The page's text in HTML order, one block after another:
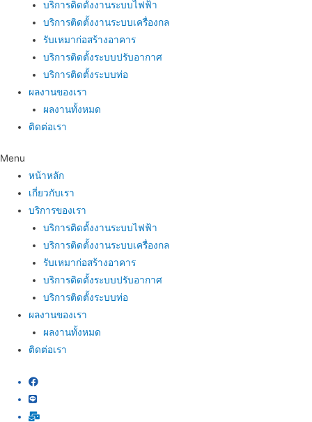
บริการติดตั้งงานระบบไฟฟ้า
บริการติดตั้งงานระบบเครื่องกล
รับเหมาก่อสร้างอาคาร
บริการติดตั้งระบบปรับอากาศ
บริการติดตั้งระบบท่อ
ผลงานของเรา
ผลงานทั้งหมด
ติดต่อเรา
Menu
หน้าหลัก
เกี่ยวกับเรา
บริการของเรา
บริการติดตั้งงานระบบไฟฟ้า
บริการติดตั้งงานระบบเครื่องกล
รับเหมาก่อสร้างอาคาร
บริการติดตั้งระบบปรับอากาศ
บริการติดตั้งระบบท่อ
ผลงานของเรา
ผลงานทั้งหมด
ติดต่อเรา